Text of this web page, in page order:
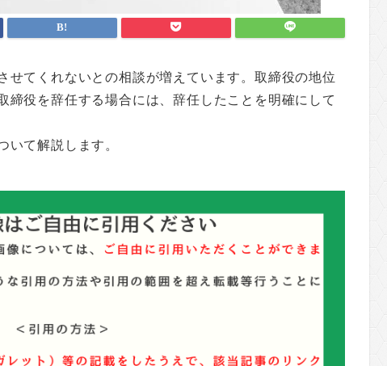
せてくれないとの相談が増えています。取締役の地位
締役を辞任する場合には、辞任したことを明確にして
いて解説します。